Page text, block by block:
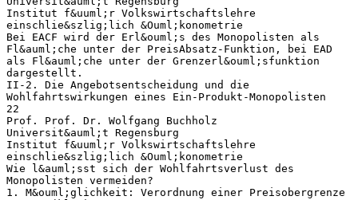
Institut f&uuml;r Volkswirtschaftslehre
einschlie&szlig;lich &Ouml;konometrie
Bei EACF wird der Erl&ouml;s des Monopolisten als
Fl&auml;che unter der PreisAbsatz-Funktion, bei EAD
als Fl&auml;che unter der Grenzerl&ouml;sfunktion
dargestellt.
II-2. Die Angebotsentscheidung und die
Wohlfahrtswirkungen eines Ein-Produkt-Monopolisten
22
Prof. Prof. Dr. Wolfgang Buchholz
Universit&auml;t Regensburg
Institut f&uuml;r Volkswirtschaftslehre
einschlie&szlig;lich &Ouml;konometrie
Wie l&auml;sst sich der Wohlfahrtsverlust des
Monopolisten vermeiden?
1. M&ouml;glichkeit: Verordnung einer Preisobergrenze